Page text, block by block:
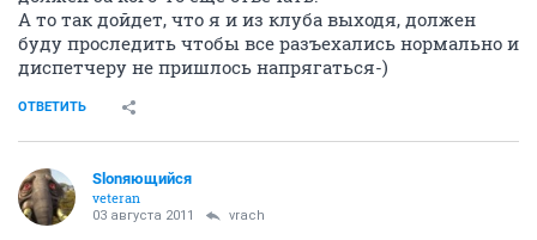
А то так дойдет, что я и из клуба выходя, должен
буду проследить чтобы все разъехались нормально и
диспетчеру не пришлось напрягаться-)
ОТВЕТИТЬ
Slonяющийся
veteran
03 августа 2011 vrach